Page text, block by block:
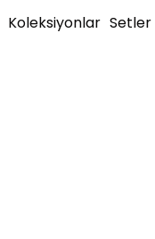
Koleksiyonlar Setler